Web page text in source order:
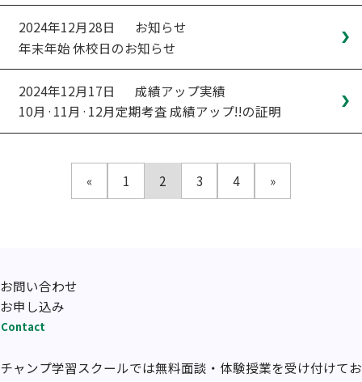
2024年12月28日
お知らせ
年末年始 休校日のお知らせ
2024年12月17日
成績アップ実績
10月·11月·12月定期考査 成績アップ!!の証明
« 1 2 3 4 »
お問い合わせ
お申し込み
Contact
チャンプ学習スクールでは無料面談・体験授業を受け付けてお